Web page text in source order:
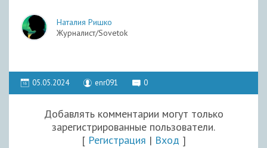
Наталия Ришко
Журналист/Sovetok
05.05.2024 enr091 0
Добавлять комментарии могут только
зарегистрированные пользователи.
[ Регистрация | Вход ]